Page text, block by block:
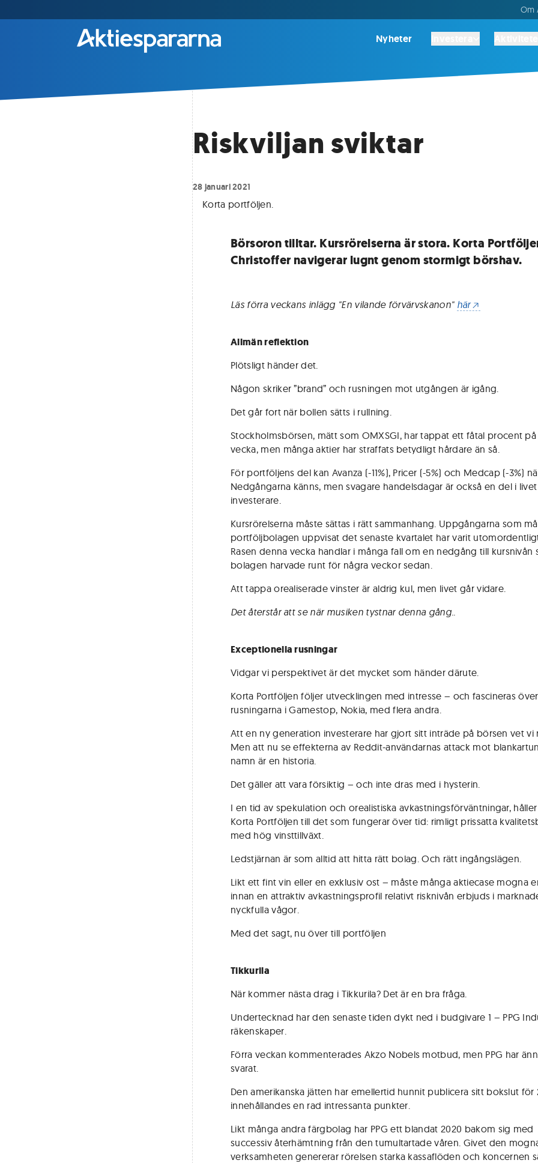
Om
Nyheter
Riskviljan sviktar
28 januari 2021
Korta portföljen.
Börsoron tilltar. Kursrörelserna är stora. Korta
Christoffer navigerar lugnt genom stormigt börshav.
Läs förra veckans inlägg "En vilande förvärvskanon" här
Allmän reflektion
Plötsligt händer det.
Någon skriker ”brand” och rusningen mot utgången är igång.
Det går fort när bollen sätts i rullning.
Stockholmsbörsen, mätt som OMXSGI, har tappat ett fåtal procent på
vecka, men många aktier har straffats betydligt hårdare än så.
För portföljens del kan Avanza (-11%), Pricer (-5%) och Medcap (-3%)
Nedgångarna känns, men svagare handelsdagar är också en del i
investerare.
Kursrörelserna måste sättas i rätt sammanhang. Uppgångarna som
portföljbolagen uppvisat det senaste kvartalet har varit
Rasen denna vecka handlar i många fall om en nedgång till kursnivån
bolagen harvade runt för några veckor sedan.
Att tappa orealiserade vinster är aldrig kul, men livet går vidare.
Det återstår att se när musiken tystnar denna gång..
Exceptionella rusningar
Vidgar vi perspektivet är det mycket som händer därute.
Korta Portföljen följer utvecklingen med intresse – och fascineras över
rusningarna i Gamestop, Nokia, med flera andra.
Att en ny generation investerare har gjort sitt inträde på börsen vet vi
Men att nu se effekterna av Reddit-användarnas attack mot
namn är en historia.
Det gäller att vara försiktig – och inte dras med i hysterin.
I en tid av spekulation och orealistiska avkastningsförväntningar,
Korta Portföljen till det som fungerar över tid: rimligt prissatta
med hög vinsttillväxt.
Ledstjärnan är som alltid att hitta rätt bolag. Och rätt ingångslägen.
Likt ett fint vin eller en exklusiv ost – måste många aktiecase mogna
innan en attraktiv avkastningsprofil relativt risknivån erbjuds i
nyckfulla vågor.
Med det sagt, nu över till portföljen
Tikkurila
När kommer nästa drag i Tikkurila? Det är en bra fråga.
Undertecknad har den senaste tiden dykt ned i budgivare 1 – PPG
räkenskaper.
Förra veckan kommenterades Akzo Nobels motbud, men PPG har
svarat.
Den amerikanska jätten har emellertid hunnit publicera sitt bokslut för
innehållandes en rad intressanta punkter.
Likt många andra färgbolag har PPG ett blandat 2020 bakom sig med
successiv återhämtning från den tumultartade våren. Givet den
verksamheten genererar rörelsen starka kassaflöden och koncernen